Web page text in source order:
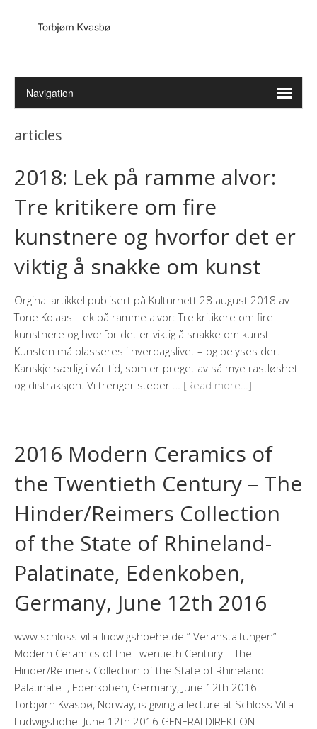
articles
2018: Lek på ramme alvor:
Tre kritikere om fire
kunstnere og hvorfor det er
viktig å snakke om kunst
Orginal artikkel publisert på Kulturnett 28 august 2018 av
Tone Kolaas Lek på ramme alvor: Tre kritikere om fire
kunstnere og hvorfor det er viktig å snakke om kunst
Kunsten må plasseres i hverdagslivet – og belyses der.
Kanskje særlig i vår tid, som er preget av så mye rastløshet
og distraksjon. Vi trenger steder … [Read more…]
2016 Modern Ceramics of
the Twentieth Century – The
Hinder/Reimers Collection
of the State of Rhineland-
Palatinate, Edenkoben,
Germany, June 12th 2016
www.schloss-villa-ludwigshoehe.de ” Veranstaltungen”
Modern Ceramics of the Twentieth Century – The
Hinder/Reimers Collection of the State of Rhineland-
Palatinate , Edenkoben, Germany, June 12th 2016:
Torbjørn Kvasbø, Norway, is giving a lecture at Schloss Villa
Ludwigshöhe. June 12th 2016 GENERALDIREKTION